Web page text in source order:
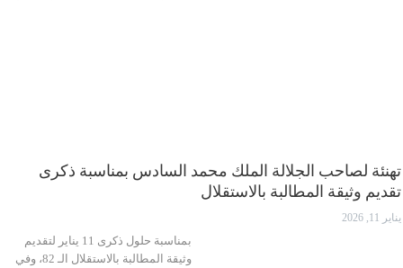
تهنئة لصاحب الجلالة الملك محمد السادس بمناسبة ذكرى
تقديم وثيقة المطالبة بالاستقلال
يناير 11, 2026
بمناسبة حلول ذكرى 11 يناير لتقديم
وثيقة المطالبة بالاستقلال الـ 82، وفي